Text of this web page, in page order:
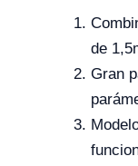
de
Gran